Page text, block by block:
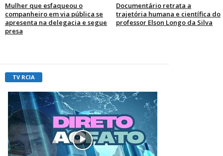
Mulher que esfaqueou o
companheiro em via pública se
apresenta na delegacia e segue
presa
Documentário retrata a
trajetória humana e científica do
professor Elson Longo da Silva
TV RCIA